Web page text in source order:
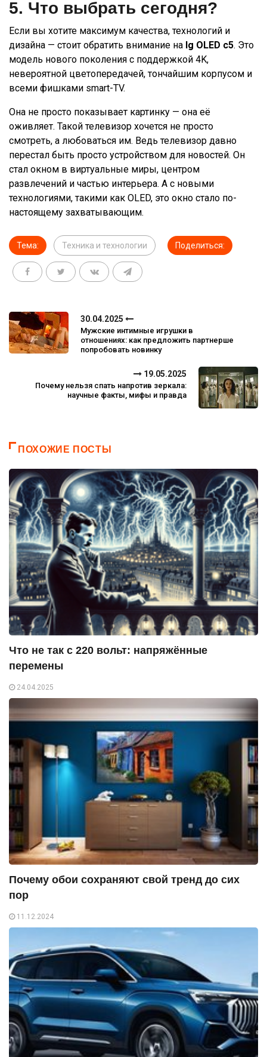
5. Что выбрать сегодня?
Если вы хотите максимум качества, технологий и
дизайна — стоит обратить внимание на lg OLED c5. Это
модель нового поколения с поддержкой 4K,
невероятной цветопередачей, тончайшим корпусом и
всеми фишками smart-TV.
Она не просто показывает картинку — она её
оживляет. Такой телевизор хочется не просто
смотреть, а любоваться им. Ведь телевизор давно
перестал быть просто устройством для новостей. Он
стал окном в виртуальные миры, центром
развлечений и частью интерьера. А с новыми
технологиями, такими как OLED, это окно стало по-
настоящему захватывающим.
Тема: Техника и технологии Поделиться:
30.04.2025
Мужские интимные игрушки в
отношениях: как предложить партнерше
попробовать новинку
19.05.2025
Почему нельзя спать напротив зеркала:
научные факты, мифы и правда
ПОХОЖИЕ ПОСТЫ
Что не так с 220 вольт: напряжённые
перемены
24.04.2025
Почему обои сохраняют свой тренд до сих
пор
11.12.2024